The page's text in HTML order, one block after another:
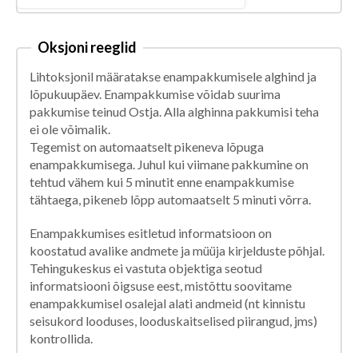
Oksjoni reeglid
Lihtoksjonil määratakse enampakkumisele alghind ja
lõpukuupäev. Enampakkumise võidab suurima
pakkumise teinud Ostja. Alla alghinna pakkumisi teha
ei ole võimalik.
Tegemist on automaatselt pikeneva lõpuga
enampakkumisega. Juhul kui viimane pakkumine on
tehtud vähem kui 5 minutit enne enampakkumise
tähtaega, pikeneb lõpp automaatselt 5 minuti võrra.
Enampakkumises esitletud informatsioon on
koostatud avalike andmete ja müüja kirjelduste põhjal.
Tehingukeskus ei vastuta objektiga seotud
informatsiooni õigsuse eest, mistõttu soovitame
enampakkumisel osalejal alati andmeid (nt kinnistu
seisukord looduses, looduskaitselised piirangud, jms)
kontrollida.